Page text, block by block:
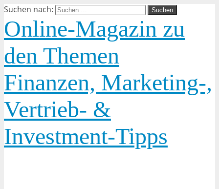
Suchen nach:
Online-Magazin zu
den Themen
Finanzen, Marketing-,
Vertrieb- &
Investment-Tipps